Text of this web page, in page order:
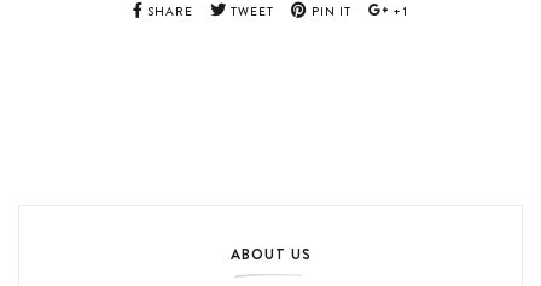
SHARE TWEET PIN IT +1
ABOUT US